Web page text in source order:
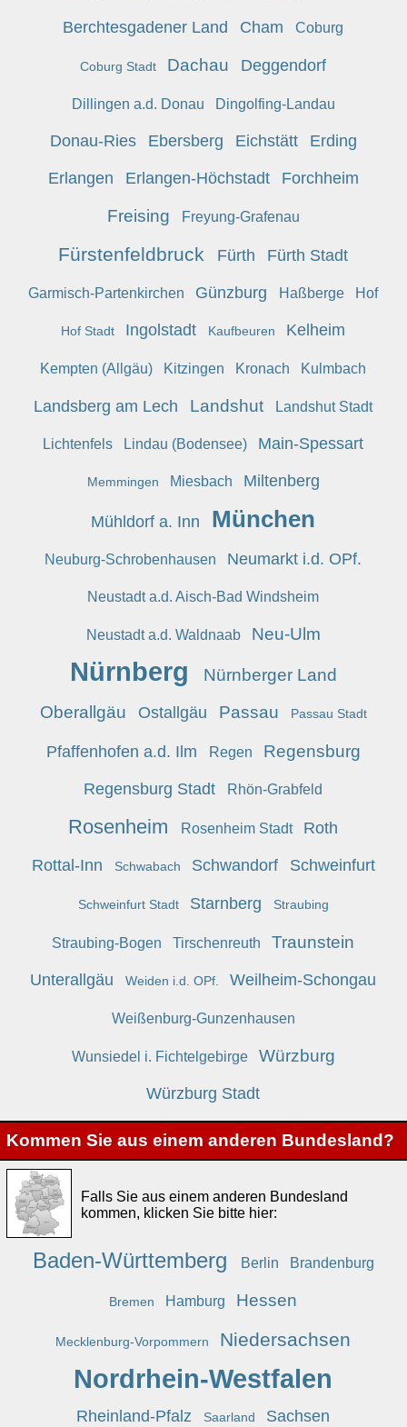
Berchtesgadener Land Cham Coburg
Coburg Stadt Dachau Deggendorf
Dillingen a.d. Donau Dingolfing-Landau
Donau-Ries Ebersberg Eichstätt Erding
Erlangen Erlangen-Höchstadt Forchheim
Freising Freyung-Grafenau
Fürstenfeldbruck Fürth Fürth Stadt
Garmisch-Partenkirchen Günzburg Haßberge Hof
Hof Stadt Ingolstadt Kaufbeuren Kelheim
Kempten (Allgäu) Kitzingen Kronach Kulmbach
Landsberg am Lech Landshut Landshut Stadt
Lichtenfels Lindau (Bodensee) Main-Spessart
Memmingen Miesbach Miltenberg
Mühldorf a. Inn München
Neuburg-Schrobenhausen Neumarkt i.d. OPf.
Neustadt a.d. Aisch-Bad Windsheim
Neustadt a.d. Waldnaab Neu-Ulm
Nürnberg
Nürnberger Land
Oberallgäu
Ostallgäu Passau Passau Stadt
Pfaffenhofen a.d. Ilm Regen Regensburg
Regensburg Stadt Rhön-Grabfeld
Rosenheim Rosenheim Stadt Roth
Rottal-Inn Schwabach Schwandorf Schweinfurt
Schweinfurt Stadt Starnberg Straubing
Straubing-Bogen Tirschenreuth Traunstein
Unterallgäu Weiden i.d. OPf. Weilheim-Schongau
Weißenburg-Gunzenhausen
Wunsiedel i. Fichtelgebirge Würzburg
Würzburg Stadt
Kommen Sie aus einem anderen Bundesland?
Falls Sie aus einem anderen Bundesland
kommen, klicken Sie bitte hier:
Baden-Württemberg Berlin Brandenburg
Bremen Hamburg Hessen
Mecklenburg-Vorpommern Niedersachsen
Nordrhein-Westfalen
Rheinland-Pfalz Saarland Sachsen